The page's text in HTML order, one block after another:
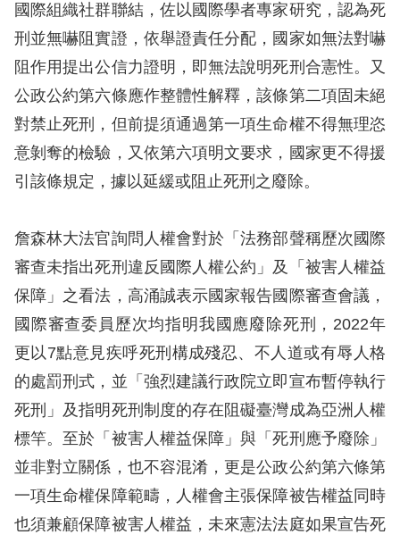
網
站
安
全
政
策
私
權
保
護
政
策
政
府
網
站
資
國際組織社群聯結，佐以國際學者專家研究，認為死
刑並無嚇阻實證，依舉證責任分配，國家如無法對嚇
阻作用提出公信力證明，即無法說明死刑合憲性。又
公政公約第六條應作整體性解釋，該條第二項固未絕
對禁止死刑，但前提須通過第一項生命權不得無理恣
意剝奪的檢驗，又依第六項明文要求，國家更不得援
引該條規定，據以延緩或阻止死刑之廢除。
詹森林大法官詢問人權會對於「法務部聲稱歷次國際
審查未指出死刑違反國際人權公約」及「被害人權益
保障」之看法，高涌誠表示國家報告國際審查會議，
國際審查委員歷次均指明我國應廢除死刑，2022年
更以7點意見疾呼死刑構成殘忍、不人道或有辱人格
的處罰刑式，並「強烈建議行政院立即宣布暫停執行
死刑」及指明死刑制度的存在阻礙臺灣成為亞洲人權
標竿。至於「被害人權益保障」與「死刑應予廢除」
並非對立關係，也不容混淆，更是公政公約第六條第
一項生命權保障範疇，人權會主張保障被告權益同時
也須兼顧保障被害人權益，未來憲法法庭如果宣告死